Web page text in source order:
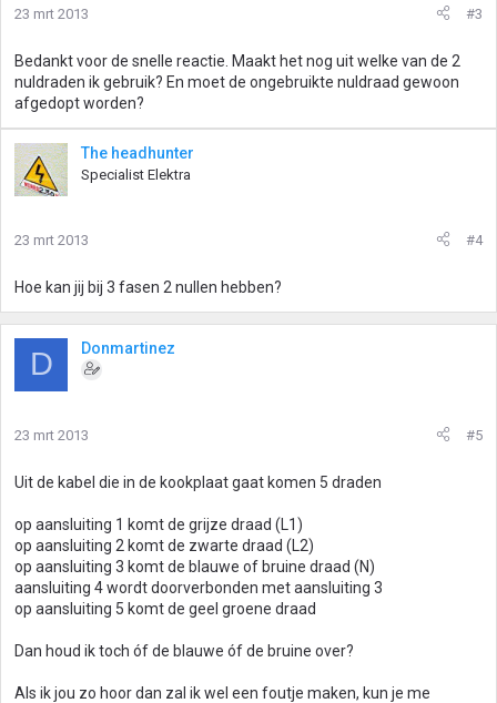
23 mrt 2013 #3
Bedankt voor de snelle reactie. Maakt het nog uit welke van de 2
nuldraden ik gebruik? En moet de ongebruikte nuldraad gewoon
afgedopt worden?
The headhunter
Specialist Elektra
23 mrt 2013 #4
Hoe kan jij bij 3 fasen 2 nullen hebben?
D Donmartinez
23 mrt 2013 #5
Uit de kabel die in de kookplaat gaat komen 5 draden
op aansluiting 1 komt de grijze draad (L1)
op aansluiting 2 komt de zwarte draad (L2)
op aansluiting 3 komt de blauwe of bruine draad (N)
aansluiting 4 wordt doorverbonden met aansluiting 3
op aansluiting 5 komt de geel groene draad
Dan houd ik toch óf de blauwe óf de bruine over?
Als ik jou zo hoor dan zal ik wel een foutje maken, kun je me